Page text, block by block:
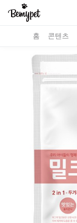
홈 콘텐츠